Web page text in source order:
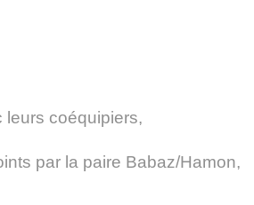
leurs coéquipiers,
par la paire Babaz/Hamon,